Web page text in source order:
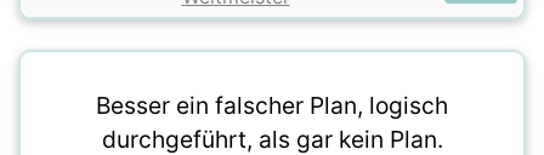
Besser ein falscher Plan, logisch
durchgeführt, als gar kein Plan.